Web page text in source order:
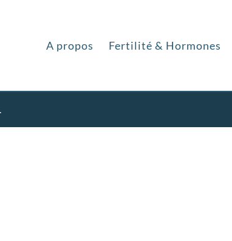
A propos Fertilité & Hormones
Conditions générales